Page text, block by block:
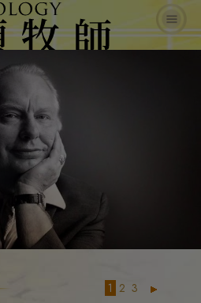
1 2 3